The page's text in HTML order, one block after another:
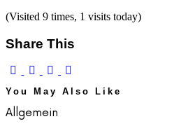
(Visited 9 times, 1 visits today)
Share This
You May Also Like
Allgemein